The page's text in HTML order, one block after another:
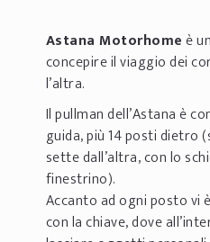
Astana Motorhomeè
concepire il viaggio dei
l’altra.
Il pullman dell’Astana è
guida, più 14 posti dietro
sette dall’altra, con lo
finestrino).
Accanto ad ogni posto
con la chiave, dove